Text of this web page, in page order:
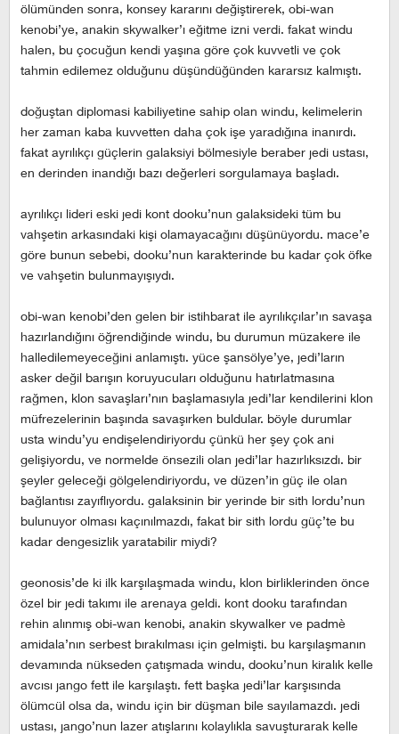
ölümünden sonra, konsey kararını değiştirerek, obi-wan
kenobi’ye, anakin skywalker’ı eğitme izni verdi. fakat windu
halen, bu çocuğun kendi yaşına göre çok kuvvetli ve çok
tahmin edilemez olduğunu düşündüğünden kararsız kalmıştı.
doğuştan diplomasi kabiliyetine sahip olan windu, kelimelerin
her zaman kaba kuvvetten daha çok işe yaradığına inanırdı.
fakat ayrılıkçı güçlerin galaksiyi bölmesiyle beraber jedi ustası,
en derinden inandığı bazı değerleri sorgulamaya başladı.
ayrılıkçı lideri eski jedi kont dooku’nun galaksideki tüm bu
vahşetin arkasındaki kişi olamayacağını düşünüyordu. mace’e
göre bunun sebebi, dooku’nun karakterinde bu kadar çok öfke
ve vahşetin bulunmayışıydı.
obi-wan kenobi’den gelen bir istihbarat ile ayrılıkçılar’ın savaşa
hazırlandığını öğrendiğinde windu, bu durumun müzakere ile
halledilemeyeceğini anlamıştı. yüce şansölye’ye, jedi’ların
asker değil barışın koruyucuları olduğunu hatırlatmasına
rağmen, klon savaşları’nın başlamasıyla jedi’lar kendilerini klon
müfrezelerinin başında savaşırken buldular. böyle durumlar
usta windu’yu endişelendiriyordu çünkü her şey çok ani
gelişiyordu, ve normelde önsezili olan jedi’lar hazırlıksızdı. bir
şeyler geleceği gölgelendiriyordu, ve düzen’in güç ile olan
bağlantısı zayıflıyordu. galaksinin bir yerinde bir sith lordu’nun
bulunuyor olması kaçınılmazdı, fakat bir sith lordu güç’te bu
kadar dengesizlik yaratabilir miydi?
geonosis’de ki ilk karşılaşmada windu, klon birliklerinden önce
özel bir jedi takımı ile arenaya geldi. kont dooku tarafından
rehin alınmış obi-wan kenobi, anakin skywalker ve padmè
amidala’nın serbest bırakılması için gelmişti. bu karşılaşmanın
devamında nükseden çatışmada windu, dooku’nun kiralık kelle
avcısı jango fett ile karşılaştı. fett başka jedi’lar karşısında
ölümcül olsa da, windu için bir düşman bile sayılamazdı. jedi
ustası, jango’nun lazer atışlarını kolaylıkla savuşturarak kelle